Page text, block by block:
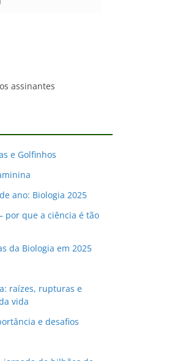
assinantes
e Golfinhos
ano: Biologia 2025
por que a ciência é tão
da Biologia em 2025
raízes, rupturas e
vida
e desafios